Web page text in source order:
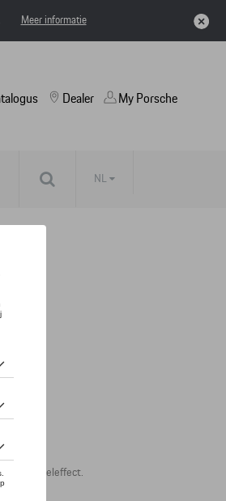
Meer informatie
Dealer My Porsche
NL
en spiegeleffect.